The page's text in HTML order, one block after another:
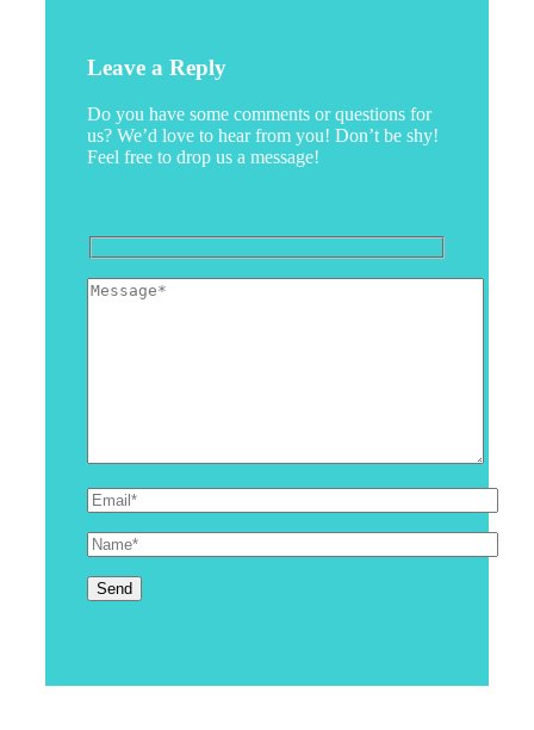
Leave a Reply
Do you have some comments or questions for
us? We’d love to hear from you! Don’t be shy!
Feel free to drop us a message!